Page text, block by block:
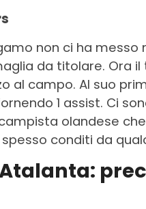
non ci ha
da titolare. Ora
al campo. Al suo
1 assist. Ci
olandese
conditi da